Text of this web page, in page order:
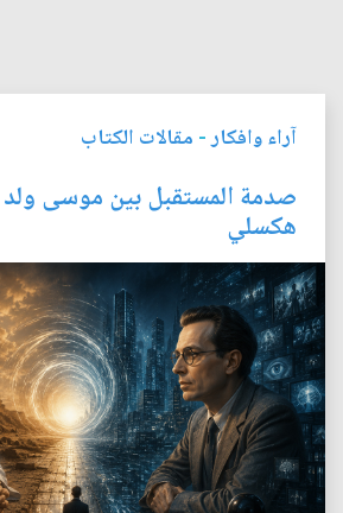
آراء وافكار- مقالات الكتاب
صدمة المستقبل بين موسى
هكسلي